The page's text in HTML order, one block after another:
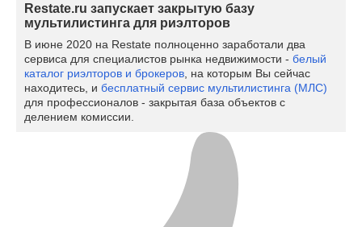
Restate.ru запускает закрытую базу
мультилистинга для риэлторов
В июне 2020 на Restate полноценно заработали два
сервиса для специалистов рынка недвижимости - белый
каталог риэлторов и брокеров , на которым Вы сейчас
находитесь, и бесплатный сервис мультилистинга (МЛС)
для профессионалов - закрытая база объектов с
делением комиссии.